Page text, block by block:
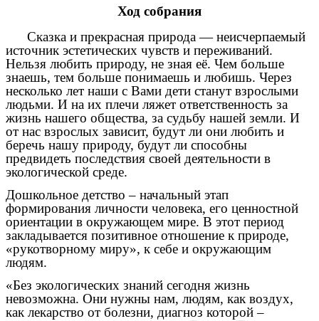
Ход собрания
Сказка и прекрасная природа — неисчерпаемый
источник эстетических чувств и переживаний.
Нельзя любить природу, не зная её. Чем больше
знаешь, тем больше понимаешь и любишь. Через
несколько лет наши с Вами дети станут взрослыми
людьми. И на их плечи ляжет ответственность за
жизнь нашего общества, за судьбу нашей земли. И
от нас взрослых зависит, будут ли они любить и
беречь нашу природу, будут ли способны
предвидеть последствия своей деятельности в
экологической среде.
Дошкольное детство – начальный этап
формирования личности человека, его ценностной
ориентации в окружающем мире. В этот период
закладывается позитивное отношение к природе,
«рукотворному миру», к себе и окружающим
людям.
«Без экологических знаний сегодня жизнь
невозможна. Они нужны нам, людям, как воздух,
как лекарство от болезни, диагноз которой –